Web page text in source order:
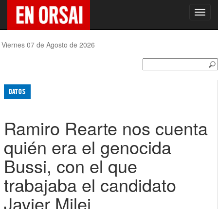
Viernes 07 de Agosto de 2026
DATOS
Ramiro Rearte nos cuenta
quién era el genocida
Bussi, con el que
trabajaba el candidato
Javier Milei